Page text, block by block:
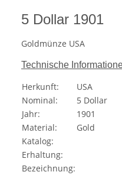
5 Dollar 1901
Goldmünze USA
Technische
Herkunft:
USA
Nominal:
5 Dollar
Jahr:
1901
Material:
Gold
Katalog:
Erhaltung:
Bezeichnung: